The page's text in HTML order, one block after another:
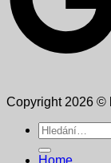
Copyright 2026 ©
Hledat:
Home